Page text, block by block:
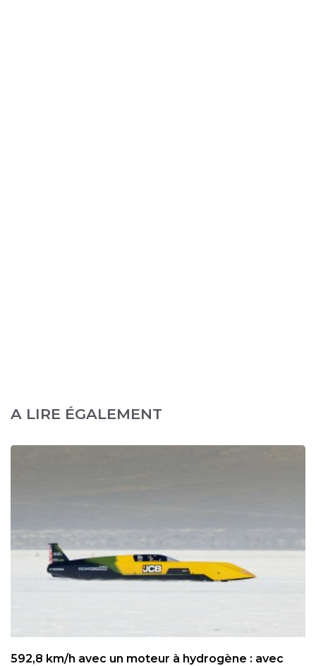
A LIRE ÉGALEMENT
592,8 km/h avec un moteur à hydrogène : avec